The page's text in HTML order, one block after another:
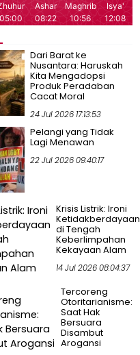
Dari Barat ke
Nusantara: Haruskah
Kita Mengadopsi
Produk Peradaban
Cacat Moral
24 Jul 2026 17:13:53
Pelangi yang Tidak
Lagi Menawan
22 Jul 2026 09:40:17
Krisis Listrik: Ironi
Ketidakberdayaan
di Tengah
Keberlimpahan
Kekayaan Alam
14 Jul 2026 08:04:37
Tercoreng
Otoritarianisme:
Saat Hak
Bersuara
Disambut
Arogansi